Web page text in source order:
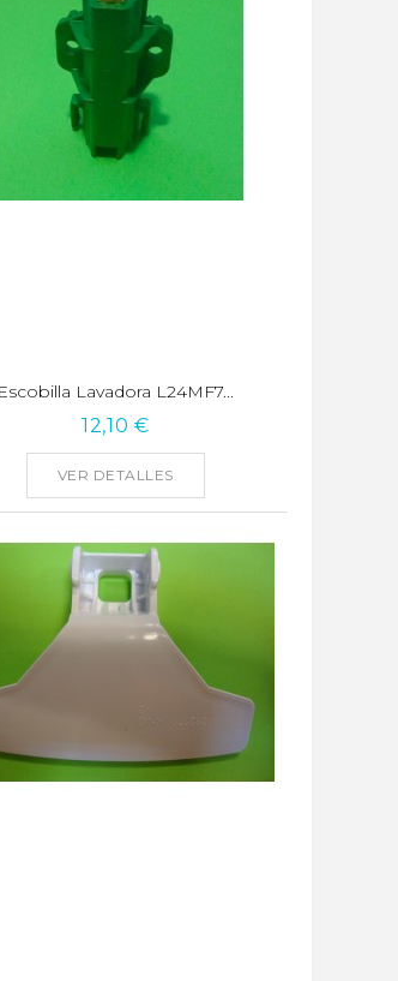
Escobilla Lavadora L24MF7...
12,10 €
VER DETALLES